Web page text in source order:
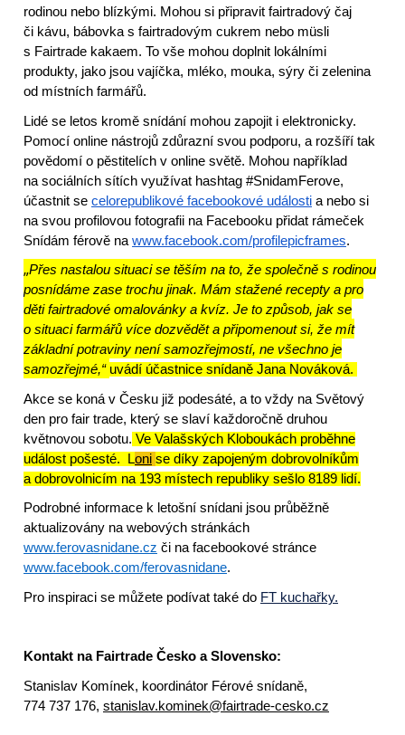
rodinou nebo blízkými. Mohou si připravit fairtradový čaj
či kávu, bábovka s fairtradovým cukrem nebo müsli
s Fairtrade kakaem. To vše mohou doplnit lokálními
produkty, jako jsou vajíčka, mléko, mouka, sýry či zelenina
od místních farmářů.
Lidé se letos kromě snídání mohou zapojit i elektronicky.
Pomocí online nástrojů zdůrazní svou podporu, a rozšíří tak
povědomí o pěstitelích v online světě. Mohou například
na sociálních sítích využívat hashtag #SnidamFerove,
účastnit se celorepublikové facebookové události a nebo si
na svou profilovou fotografii na Facebooku přidat rámeček
Snídám férově na www.facebook.com/profilepicframes.
„Přes nastalou situaci se těším na to, že společně s rodinou
posnídáme zase trochu jinak. Mám stažené recepty a pro
děti fairtradové omalovánky a kvíz. Je to způsob, jak se
o situaci farmářů více dozvědět a připomenout si, že mít
základní potraviny není samozřejmostí, ne všechno je
samozřejmé,“ uvádí účastnice snídaně Jana Nováková.
Akce se koná v Česku již podesáté, a to vždy na Světový
den pro fair trade, který se slaví každoročně druhou
květnovou sobotu. Ve Valašských Kloboukách proběhne
událost pošesté. Loni se díky zapojeným dobrovolníkům
a dobrovolnicím na 193 místech republiky sešlo 8189 lidí.
Podrobné informace k letošní snídani jsou průběžně
aktualizovány na webových stránkách
www.ferovasnidane.cz či na facebookové stránce
www.facebook.com/ferovasnidane.
Pro inspiraci se můžete podívat také do FT kuchařky.
Kontakt na Fairtrade Česko a Slovensko:
Stanislav Komínek, koordinátor Férové snídaně,
774 737 176, stanislav.kominek@fairtrade-cesko.cz